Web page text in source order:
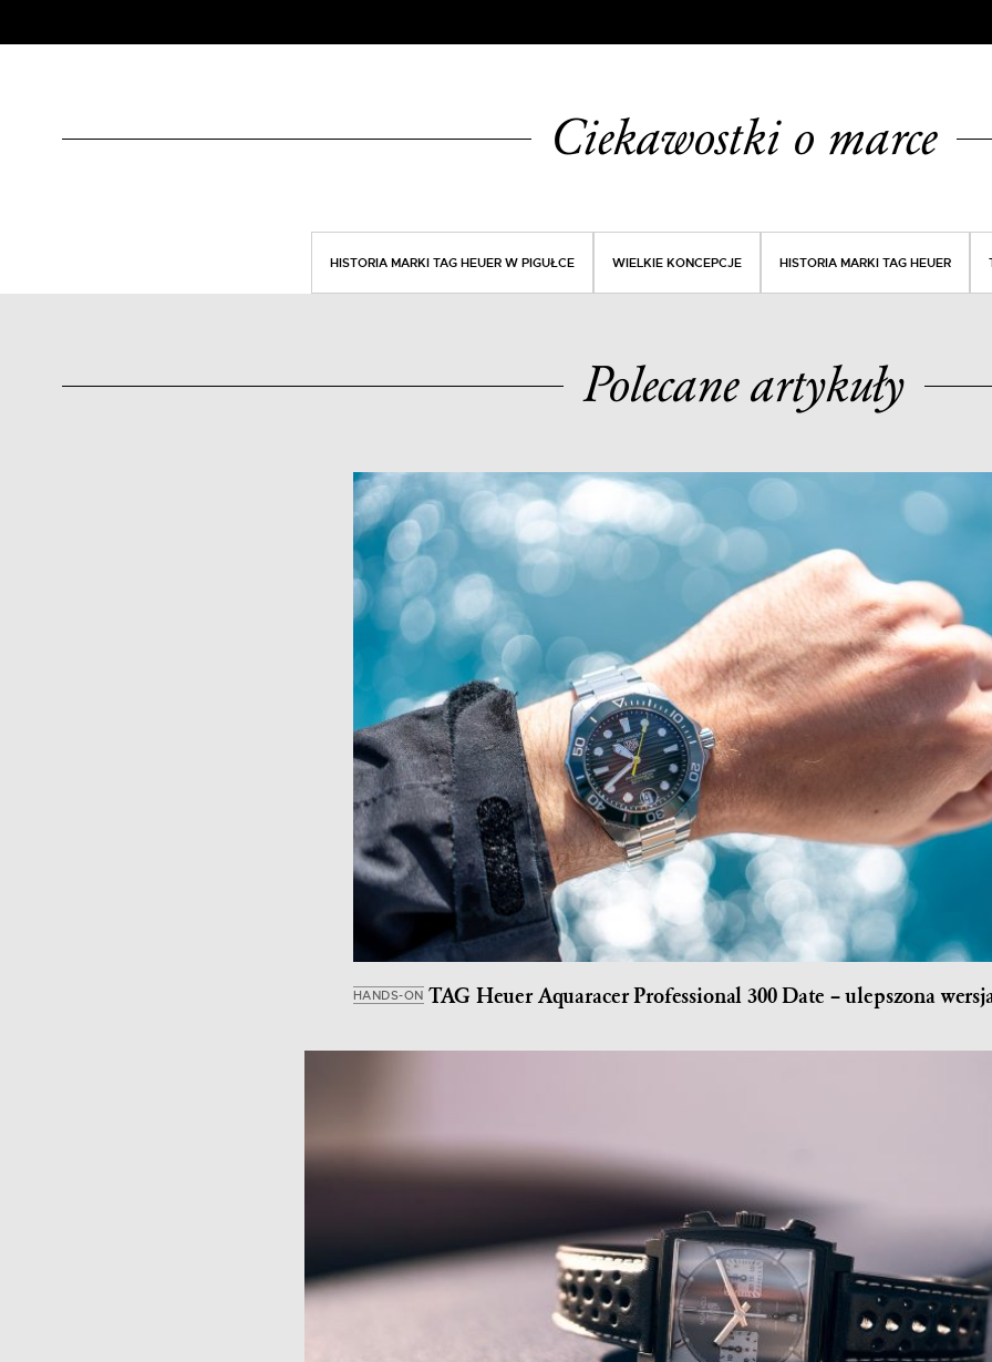
Ciekawostki o marce
HISTORIA MARKI TAG HEUER W PIGUŁCE WIELKIE KONCEPCJE HISTORIA MARKI TAG HEUER
Polecane artykuły
HANDS-ONTAG Heuer Aquaracer Professional 300 Date – ulepszona